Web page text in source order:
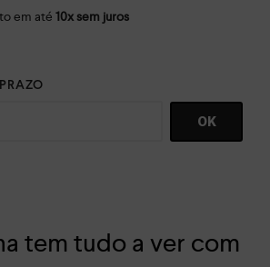
em até 10x sem juros
tem tudo a ver com